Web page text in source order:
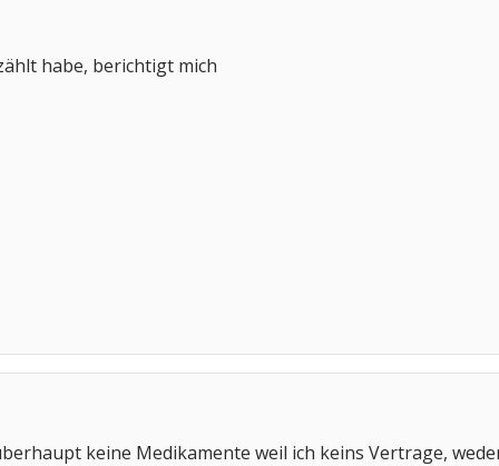
habe, berichtigt mich
keine Medikamente weil ich keins Vertrage,